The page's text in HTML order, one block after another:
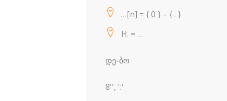
…[n] = { 0 } – { . }
H. = …
დე-ბო
8'', ':'